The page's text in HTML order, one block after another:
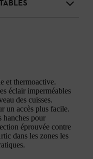
et thermoactive.
éclair imperméables
des cuisses.
un accès plus facile.
hanches pour
éprouvée contre
dans les zones les